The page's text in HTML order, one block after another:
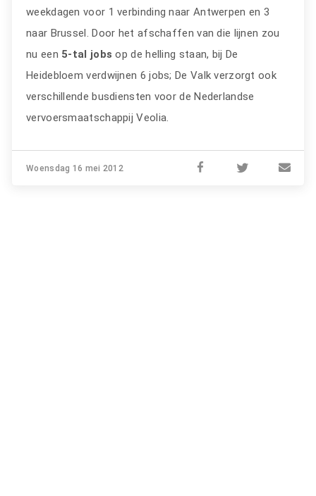
weekdagen voor 1 verbinding naar Antwerpen en 3
naar Brussel. Door het afschaffen van die lijnen zou
nu een 5-tal jobs op de helling staan, bij De
Heidebloem verdwijnen 6 jobs; De Valk verzorgt ook
verschillende busdiensten voor de Nederlandse
vervoersmaatschappij Veolia.
Woensdag 16 mei 2012